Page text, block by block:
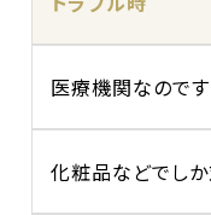
医療機関なので
化粧品などでし